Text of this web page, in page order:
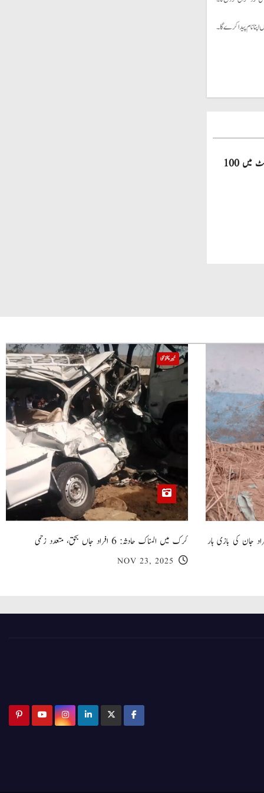
اپنا نام پیدا کرے گا۔
صاحبزادہ فرحان ایک سال میں ٹی ٹوئنٹی کرکٹ میں 100
گھر کی چھت گرنے کا سانحہ: 5 افراد جان کی بازی ہار
خیبر پختونخوا
کرک میں المناک حادثہ: 6 افراد جاں بحق، متعدد زخمی
NOV 23, 2025